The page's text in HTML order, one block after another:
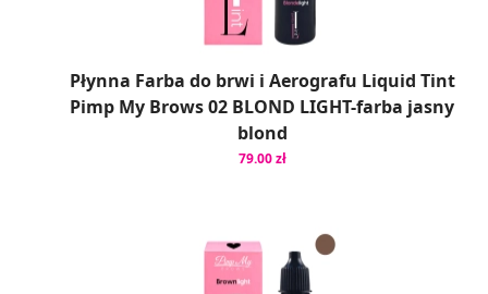
Płynna Farba do brwi i Aerografu Liquid Tint
Pimp My Brows 02 BLOND LIGHT-farba jasny
blond
79.00 zł